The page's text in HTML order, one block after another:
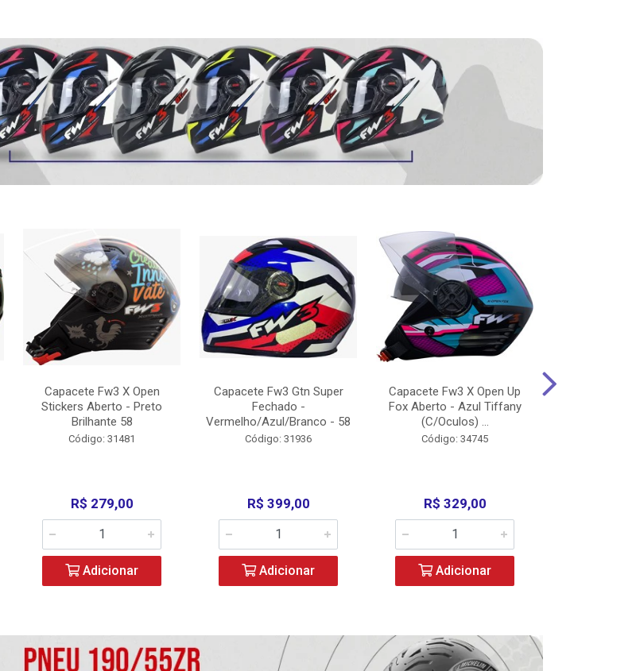
Capacete Fw3 X Open
Stickers Aberto - Preto
Brilhante 58
Código: 31481
R$ 279,00
Adicionar
Capacete Fw3 Gtn Super
Fechado -
Vermelho/Azul/Branco - 58
Código: 31936
R$ 399,00
Adicionar
Capacete Fw3 X Open Up
Fox Aberto - Azul Tiffany
(C/Oculos) ...
Código: 34745
R$ 329,00
Adicionar